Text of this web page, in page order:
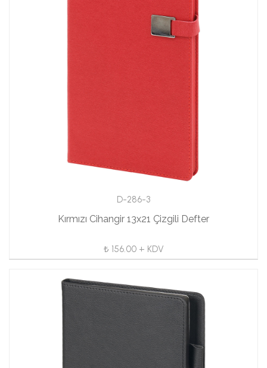
D-286-3
Kırmızı Cihangir 13x21 Çizgili Defter
₺ 156.00 + KDV